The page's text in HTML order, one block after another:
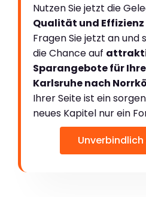
Nutzen Sie jetzt die
Qualität und Effizienz
Fragen Sie jetzt an und
die Chance auf
Sparangebote für
Karlsruhe nach
Ihrer Seite ist ein
neues Kapitel nur ein